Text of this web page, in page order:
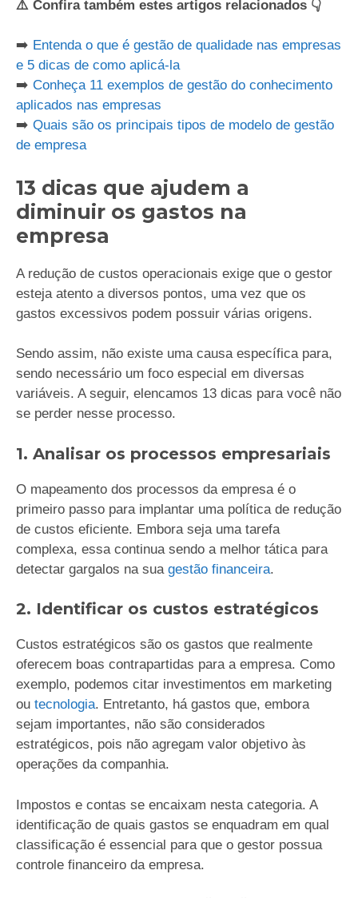
⚠️ Confira também estes artigos relacionados 👇
➡️ Entenda o que é gestão de qualidade nas empresas
e 5 dicas de como aplicá-la
➡️ Conheça 11 exemplos de gestão do conhecimento
aplicados nas empresas
➡️ Quais são os principais tipos de modelo de gestão
de empresa
13 dicas que ajudem a
diminuir os gastos na
empresa
A redução de custos operacionais exige que o gestor
esteja atento a diversos pontos, uma vez que os
gastos excessivos podem possuir várias origens.
Sendo assim, não existe uma causa específica para,
sendo necessário um foco especial em diversas
variáveis. A seguir, elencamos 13 dicas para você não
se perder nesse processo.
1. Analisar os processos empresariais
O mapeamento dos processos da empresa é o
primeiro passo para implantar uma política de redução
de custos eficiente. Embora seja uma tarefa
complexa, essa continua sendo a melhor tática para
detectar gargalos na sua gestão financeira.
2. Identificar os custos estratégicos
Custos estratégicos são os gastos que realmente
oferecem boas contrapartidas para a empresa. Como
exemplo, podemos citar investimentos em marketing
ou tecnologia. Entretanto, há gastos que, embora
sejam importantes, não são considerados
estratégicos, pois não agregam valor objetivo às
operações da companhia.
Impostos e contas se encaixam nesta categoria. A
identificação de quais gastos se enquadram em qual
classificação é essencial para que o gestor possua
controle financeiro da empresa.